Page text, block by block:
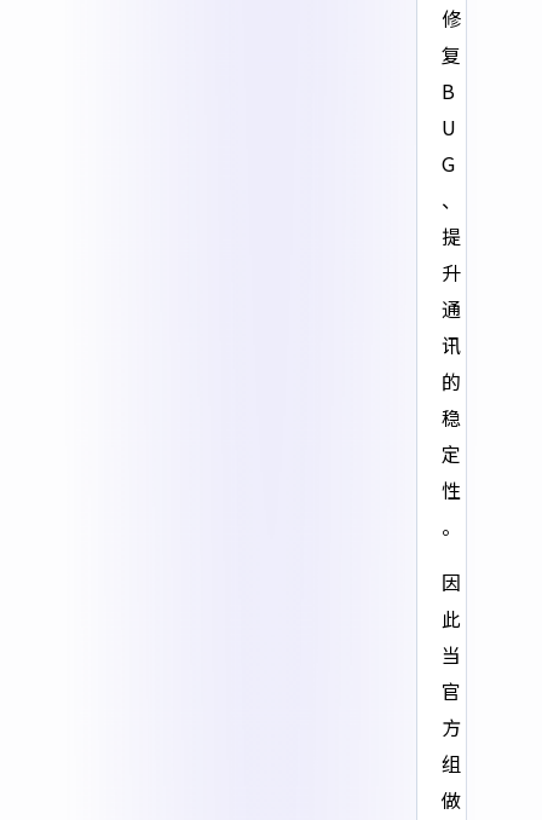
修
复
B
U
G
、
提
升
通
讯
的
稳
定
性
。
因
此
当
官
方
组
做